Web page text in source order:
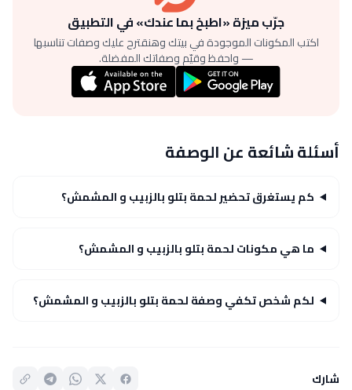
جرّب ميزة «اطبخ بما عندك» في التطبيق
اكتب المكونات الموجودة في بيتك وهنقترح عليك وصفات تناسبها
— واحفظ وقيّم وصفاتك المفضلة.
أسئلة شائعة عن الوصفة
كم يستغرق تحضير لحمة بتلو بالزبيب و المشمش؟
ما هي مكونات لحمة بتلو بالزبيب و المشمش؟
لكم شخص تكفي وصفة لحمة بتلو بالزبيب و المشمش؟
شارك